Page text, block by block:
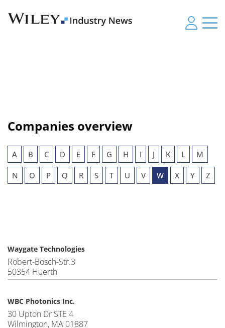
Companies overview
A B C D E F G H I J K L M
N O P Q R S T U V W X Y Z
Waygate Technologies
Robert-Bosch-Str.3
50354 Huerth
WBC Photonics Inc.
30 Upton Dr STE 4
Wilmington, MA 01887